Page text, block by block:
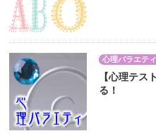
心理バラエティ
【心理テス
る！